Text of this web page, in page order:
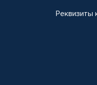
Реквизиты